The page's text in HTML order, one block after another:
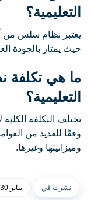
التعليمية؟
حيث يمتاز بالجودة
التعليمية؟
وفقًا للعديد من
وميزانيتها وغيرها.
نشرت في يناير 30, 2025